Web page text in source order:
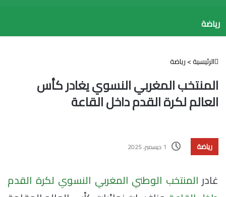
رياضة
الرئيسية>رياضة
المنتخب المغربي النسوي يغادر كأس
العالم لكرة القدم داخل القاعة
رياضة 1 ديسمبر، 2025
غادرالمنتخب الوطني المغربي النسوي لكرة القدم